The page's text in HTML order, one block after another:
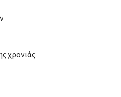
χρονιάς